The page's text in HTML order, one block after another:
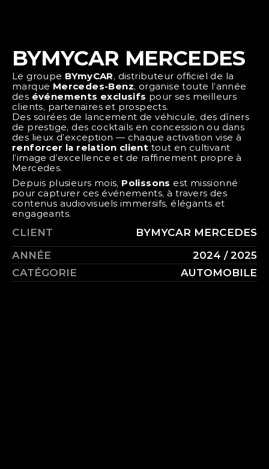
BYMYCAR MERCEDES
Le groupe BYmyCAR, distributeur officiel de la
marque Mercedes-Benz, organise toute l’année
des événements exclusifs pour ses meilleurs
clients, partenaires et prospects.
Des soirées de lancement de véhicule, des dîners
de prestige, des cocktails en concession ou dans
renforcer la relation client tout en cultivant
l’image d’excellence et de raffinement propre à
Mercedes.
Depuis plusieurs mois, Polissons est missionné
pour capturer ces événements, à travers des
contenus audiovisuels immersifs, élégants et
engageants.
CLIENT
BYMYCAR MERCEDES
ANNÉE
2024 / 2025
CATÉGORIE
AUTOMOBILE